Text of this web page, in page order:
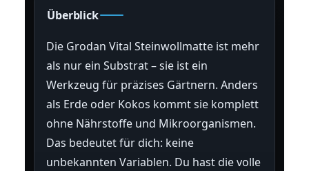
Überblick
Die Grodan Vital Steinwollmatte ist mehr
als nur ein Substrat – sie ist ein
Werkzeug für präzises Gärtnern. Anders
als Erde oder Kokos kommt sie komplett
ohne Nährstoffe und Mikroorganismen.
Das bedeutet für dich: keine
unbekannten Variablen. Du hast die volle